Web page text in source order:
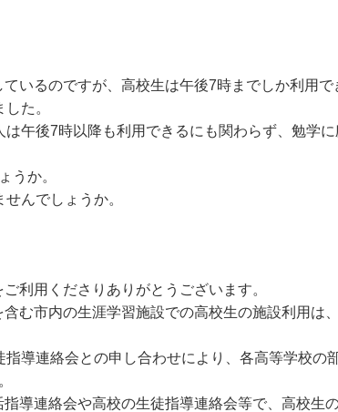
いるのですが、高校生は午後7時までしか利用で
た。
午後7時以降も利用できるにも関わらず、勉学
うか。
んでしょうか。
利用くださりありがとうございます。
む市内の生涯学習施設での高校生の施設利用は
導連絡会との申し合わせにより、各高等学校の
導連絡会や高校の生徒指導連絡会等で、高校生